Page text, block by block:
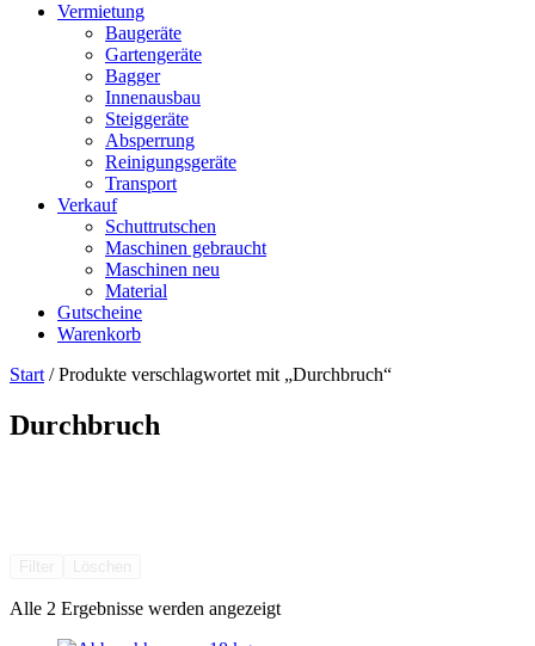
Vermietung
Baugeräte
Gartengeräte
Bagger
Innenausbau
Steiggeräte
Absperrung
Reinigungsgeräte
Transport
Verkauf
Schuttrutschen
Maschinen gebraucht
Maschinen neu
Material
Gutscheine
Warenkorb
Start / Produkte verschlagwortet mit „Durchbruch“
Durchbruch
Alle 2 Ergebnisse werden angezeigt